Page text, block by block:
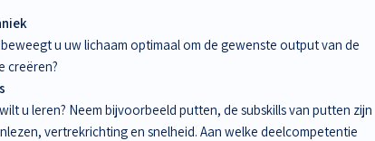
u uw lichaam optimaal om de gewenste output van de
creëren?
u leren? Neem bijvoorbeeld putten, de subskills van putten zijn
vertrekrichting en snelheid. Aan welke deelcompetentie